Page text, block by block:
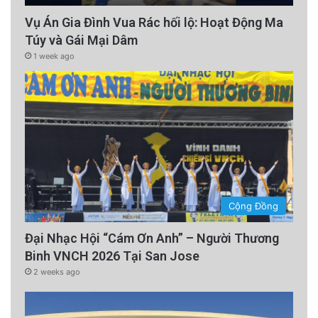
Và rồi anh ấy nói thêm: “Đây là ai thế?”
advertisement
Vấn đề sai sót đã làm thay đổi cuộc đời của cả
Vụ Án Gia Đình Vua Rác hối lộ: Hoạt Động Ma
Túy và Gái Mại Dâm
1 week ago
Cộng Đồng
Đại Nhạc Hội “Cám Ơn Anh” – Người Thương
Binh VNCH 2026 Tại San Jose
2 weeks ago